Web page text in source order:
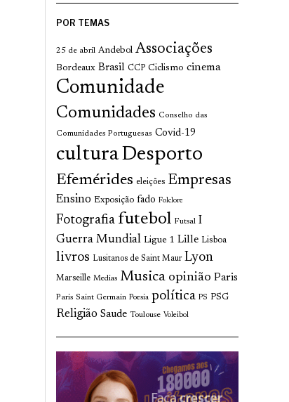
POR TEMAS
25 de abril Andebol Associações
Bordeaux Brasil CCP Ciclismo cinema
Comunidade
Comunidades Conselho das
Comunidades Portuguesas Covid-19
culturaDesporto
Efemérides eleições Empresas
Ensino Exposição fado Folclore
Fotografia futebol Futsal I
Guerra Mundial Ligue 1 Lille Lisboa
livros Lusitanos de Saint Maur Lyon
Marseille Medias Musica opinião Paris
Paris Saint Germain Poesia política PS PSG
Religião Saude Toulouse Voleibol